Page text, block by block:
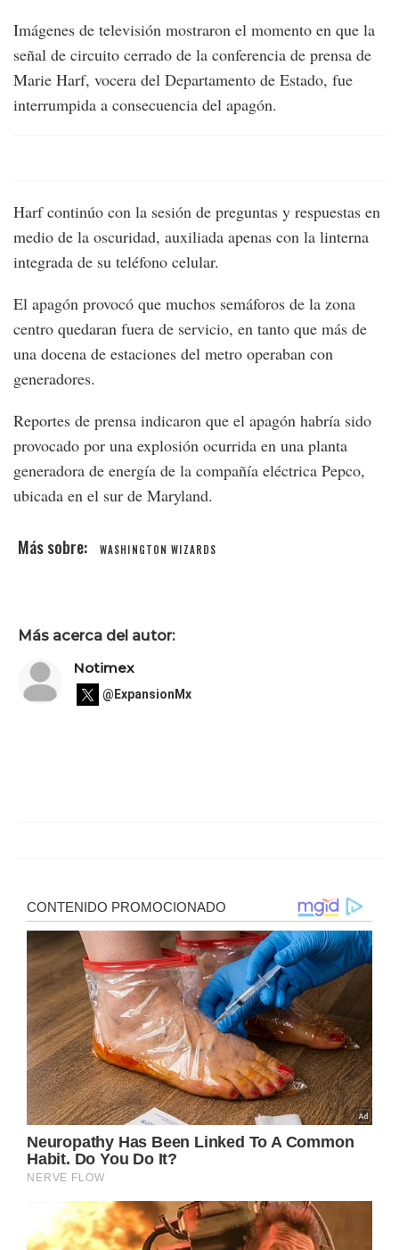
Imágenes de televisión mostraron el momento en que la
señal de circuito cerrado de la conferencia de prensa de
Marie Harf, vocera del Departamento de Estado, fue
interrumpida a consecuencia del apagón.
Harf continúo con la sesión de preguntas y respuestas en
medio de la oscuridad, auxiliada apenas con la linterna
integrada de su teléfono celular.
El apagón provocó que muchos semáforos de la zona
centro quedaran fuera de servicio, en tanto que más de
una docena de estaciones del metro operaban con
generadores.
Reportes de prensa indicaron que el apagón habría sido
provocado por una explosión ocurrida en una planta
generadora de energía de la compañía eléctrica Pepco,
ubicada en el sur de Maryland.
WASHINGTON WIZARDS
Más acerca del autor:
Notimex
@ExpansionMx